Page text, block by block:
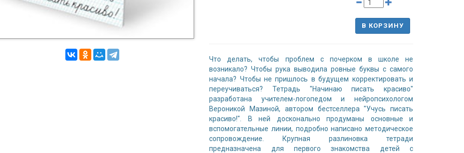
В КОРЗИНУ
Что делать, чтобы проблем с почерком в школе не
возникало? Чтобы рука выводила ровные буквы с самого
начала? Чтобы не пришлось в будущем корректировать и
переучиваться? Тетрадь "Начинаю писать красиво"
разработана учителем-логопедом и нейропсихологом
Вероникой Мазиной, автором бестселлера "Учусь писать
красиво!". В ней досконально продуманы основные и
вспомогательные линии, подробно написано методическое
сопровождение. Крупная разлиновка тетради
предназначена для первого знакомства детей с